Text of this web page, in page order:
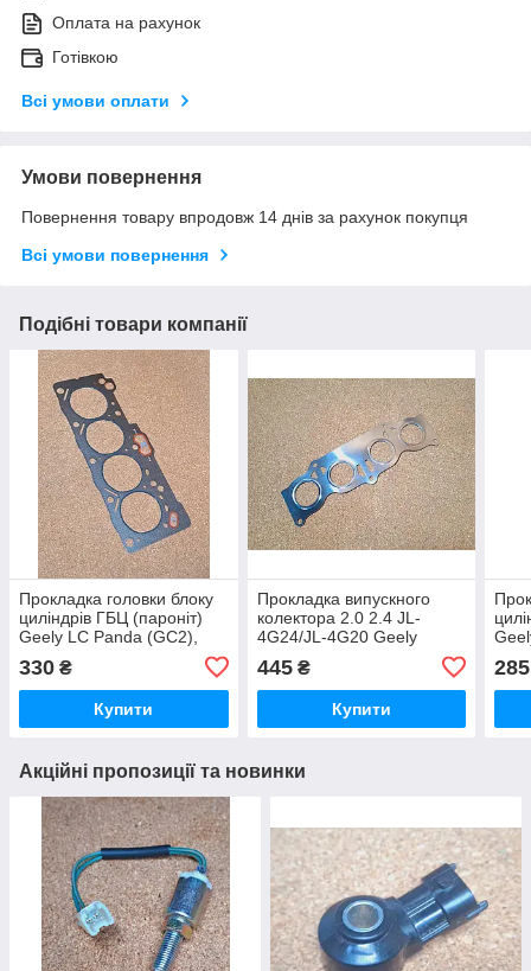
Оплата на рахунок
Готівкою
Всі умови оплати
Умови повернення
Повернення товару впродовж 14 днів за рахунок покупця
Всі умови повернення
Подібні товари компанії
Прокладка головки блоку
циліндрів ГБЦ (пароніт)
Geely LC Panda (GC2),
330 ₴
Купити
Прокладка випускного
колектора 2.0 2.4 JL-
4G24/JL-4G20 Geely
Емгранд Х7
445₴
Купити
285
Акційні пропозиції та новинки